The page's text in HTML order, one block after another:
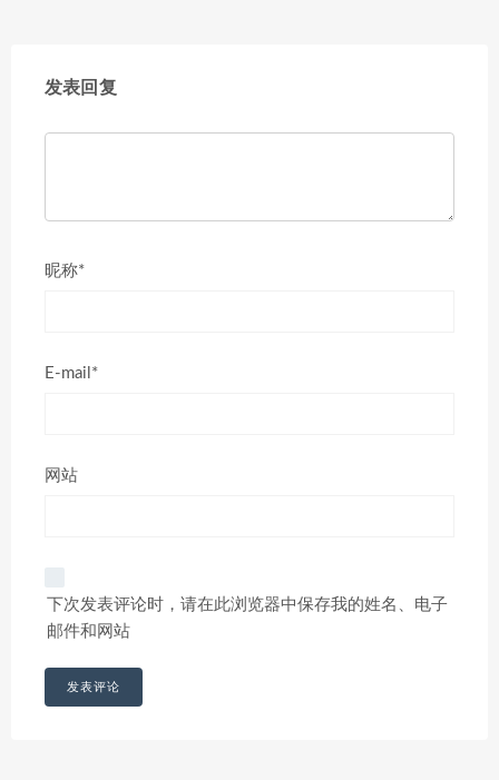
发表回复
昵称*
E-mail*
网站
下次发表评论时，请在此浏览器中保存我的姓名、电子
邮件和网站